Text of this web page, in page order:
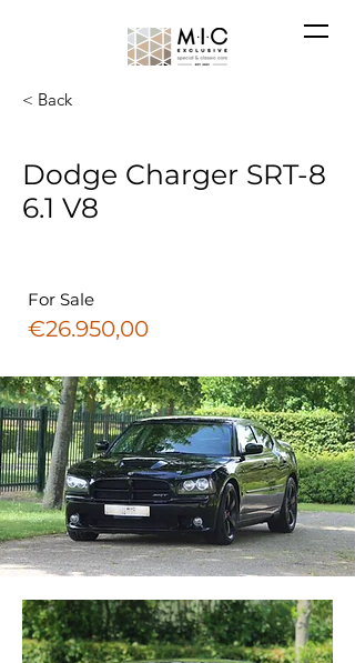
< Back
Dodge Charger SRT-8
6.1 V8
For Sale
€26.950,00